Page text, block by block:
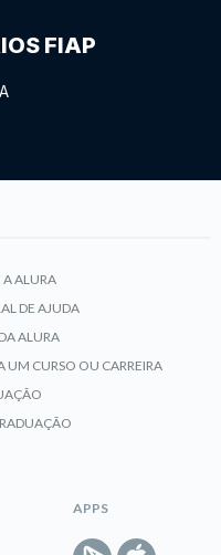
FIAP
A ALURA
DE AJUDA
ALURA
UM CURSO OU CARREIRA
APPS